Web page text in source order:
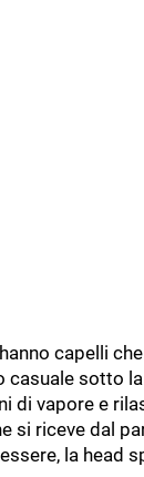
capelli
casuale sotto
di vapore e
si riceve dal
la head